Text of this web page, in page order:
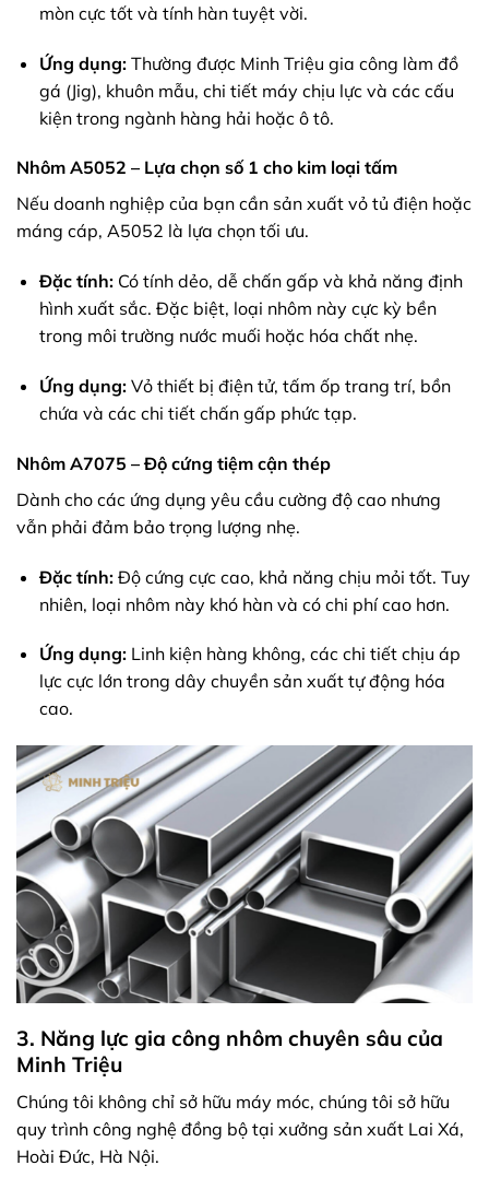
mòn cực tốt và tính hàn tuyệt vời.
Ứng dụng:Thường được Minh Triệu gia công làm đồ
gá (Jig), khuôn mẫu, chi tiết máy chịu lực và các cấu
kiện trong ngành hàng hải hoặc ô tô.
Nhôm A5052 – Lựa chọn số 1 cho kim loại tấm
Nếu doanh nghiệp của bạn cần sản xuất vỏ tủ điện hoặc
máng cáp, A5052 là lựa chọn tối ưu.
Đặc tính:Có tính dẻo, dễ chấn gấp và khả năng định
hình xuất sắc. Đặc biệt, loại nhôm này cực kỳ bền
trong môi trường nước muối hoặc hóa chất nhẹ.
Ứng dụng:Vỏ thiết bị điện tử, tấm ốp trang trí, bồn
chứa và các chi tiết chấn gấp phức tạp.
Nhôm A7075 – Độ cứng tiệm cận thép
Dành cho các ứng dụng yêu cầu cường độ cao nhưng
vẫn phải đảm bảo trọng lượng nhẹ.
Đặc tính:Độ cứng cực cao, khả năng chịu mỏi tốt. Tuy
nhiên, loại nhôm này khó hàn và có chi phí cao hơn.
Ứng dụng:Linh kiện hàng không, các chi tiết chịu áp
lực cực lớn trong dây chuyền sản xuất tự động hóa
cao.
3. Năng lực gia công nhôm chuyên sâu của
Minh Triệu
Chúng tôi không chỉ sở hữu máy móc, chúng tôi sở hữu
quy trình công nghệ đồng bộ tại xưởng sản xuất Lai Xá,
Hoài Đức, Hà Nội.